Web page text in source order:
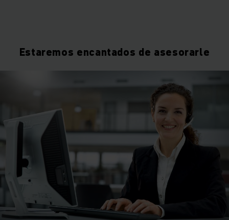
Estaremos encantados de asesorarle